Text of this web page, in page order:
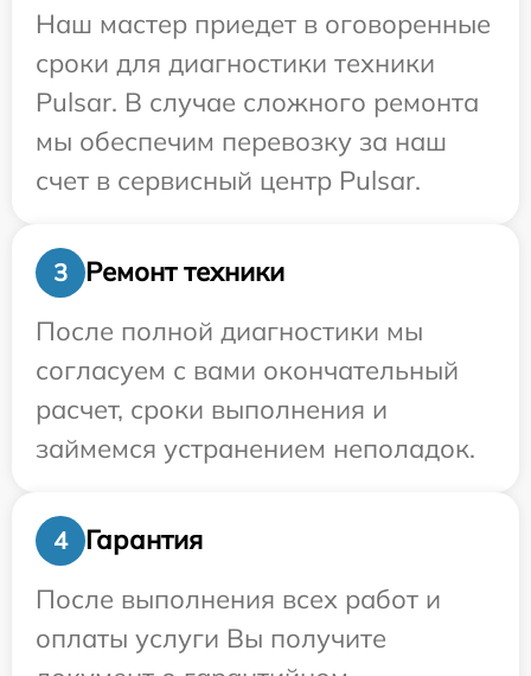
Наш мастер приедет в оговоренные
сроки для диагностики техники
Pulsar. В случае сложного ремонта
мы обеспечим перевозку за наш
счет в сервисный центр Pulsar.
3
Ремонт техники
После полной диагностики мы
согласуем с вами окончательный
расчет, сроки выполнения и
займемся устранением неполадок.
4
Гарантия
После выполнения всех работ и
оплаты услуги Вы получите